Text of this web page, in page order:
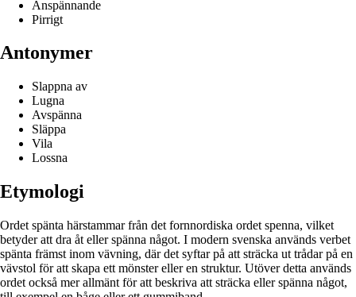
Anspännande
Pirrigt
Antonymer
Slappna av
Lugna
Avspänna
Släppa
Vila
Lossna
Etymologi
Ordet spänta härstammar från det fornnordiska ordet spenna, vilket
betyder att dra åt eller spänna något. I modern svenska används verbet
spänta främst inom vävning, där det syftar på att sträcka ut trådar på en
vävstol för att skapa ett mönster eller en struktur. Utöver detta används
ordet också mer allmänt för att beskriva att sträcka eller spänna något,